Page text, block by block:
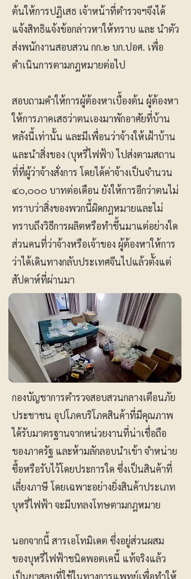
ต้นให้การปฏิเสธ เจ้าหน้าที่ตำรวจฯจึงได้
แจ้งสิทธิแจ้งข้อกล่าวหาให้ทราบ และ นำตัว
ส่งพนักงานสอบสวน กก.๒ บก.ปอศ. เพื่อ
ดำเนินการตามกฎหมายต่อไป
สอบถามคำให้การผู้ต้องหาเบื้องต้น ผู้ต้องหา
ให้การภาคเสธว่าตนเองมาพักอาศัยที่บ้าน
หลังนี้เท่านั้น และมีเพื่อนว่าจ้างให้เฝ้าบ้าน
และนำสิ่งของ (บุหรี่ไฟฟ้า) ไปส่งตามสถาน
ที่ที่ผู้ว่าจ้างสั่งการ โดยได้ค่าจ้างเป็นจำนวน
๔๐,๐๐๐ บาทต่อเดือน ยังให้การอีกว่าตนไม่
ทราบว่าสิ่งของพวกนี้ผิดกฎหมายและไม่
ทราบถึงวิธีการผลิตหรือทำขึ้นมาแต่อย่างใด
ส่วนคนที่ว่าจ้างหรือเจ้าของ ผู้ต้องหาให้การ
ว่าได้เดินทางกลับประเทศจีนไปแล้วตั้งแต่
สัปดาห์ที่ผ่านมา
กองบัญชาการตำรวจสอบสวนกลางเตือนภัย
ประชาชน อุปโภคบริโภคสินค้าที่มีคุณภาพ
ได้รับมาตรฐานจากหน่วยงานที่น่าเชื่อถือ
ของภาครัฐ และห้ามลักลอบนำเข้า จำหน่าย
ซื้อหรือรับไว้โดยประการใด ซึ่งเป็นสินค้าที่
เลี่ยงภาษี โดยเฉพาะอย่างยิ่งสินค้าประเภท
บุหรี่ไฟฟ้า จะมีบทลงโทษตามกฎหมาย
นอกจากนี้ สารเอโทมิเดต ซึ่งอยู่ส่วนผสม
ของบุหรี่ไฟฟ้าชนิดพอตเคนี้ แท้จริงแล้ว
เป็นยาสลบที่ใช้ในทางการแพทย์เพื่อทำให้